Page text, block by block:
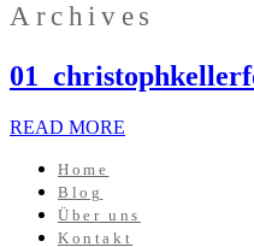
Archives
READ MORE
Home
Blog
Über uns
Kontakt